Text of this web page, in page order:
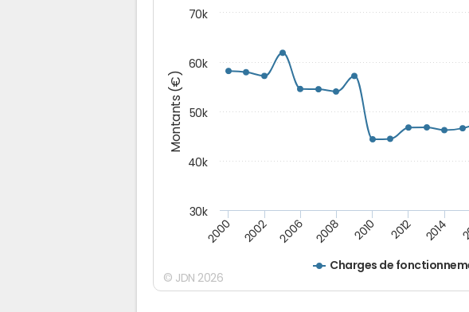
Montants (€)
Charges de
2000 2002 2006 2008 2010 2012 2014
40k
50k
60k
30k
70k
© JDN 2026